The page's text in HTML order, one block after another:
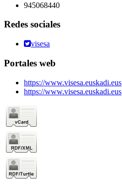
945068440
Redes sociales
visesa
Portales web
https://www.visesa.euskadi.eus
https://www.visesa.euskadi.eus